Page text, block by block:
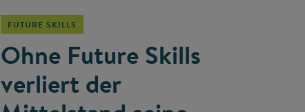
FUTURE SKILLS
Ohne Future Skills
verliert der